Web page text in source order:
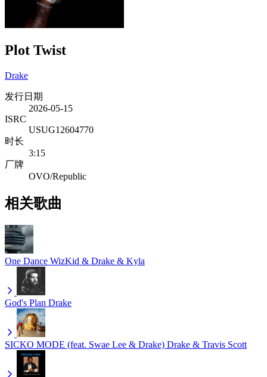
Plot Twist
Drake
发行日期
2026-05-15
ISRC
USUG12604770
时长
3:15
厂牌
OVO/Republic
相关歌曲
One Dance WizKid & Drake & Kyla
God's Plan Drake
SICKO MODE (feat. Swae Lee & Drake) Drake & Travis Scott